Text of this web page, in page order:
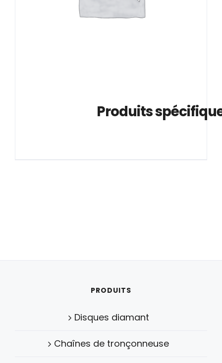
Produits
PRODUITS
Disques diamant
Chaînes de tronçonneuse